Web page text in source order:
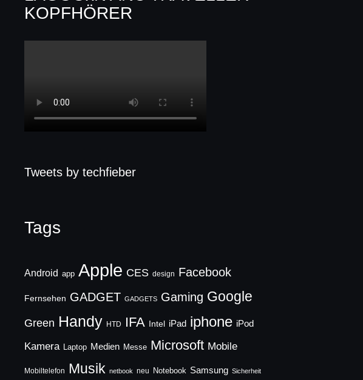
KOPFHÖRER
Tweets by techfieber
Tags
Android app Apple CES design Facebook
Fernsehen GADGET GADGETS Gaming Google
Green Handy HTD IFA Intel iPad iphone iPod
Kamera Laptop Medien Messe Microsoft Mobile
Mobiltelefon Musik netbook neu Notebook Samsung Sicherheit